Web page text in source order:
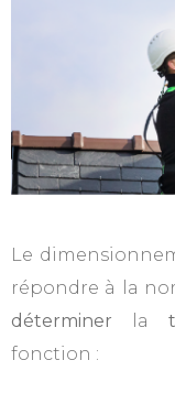
Le
répondre à la
déterminer la
fonction :